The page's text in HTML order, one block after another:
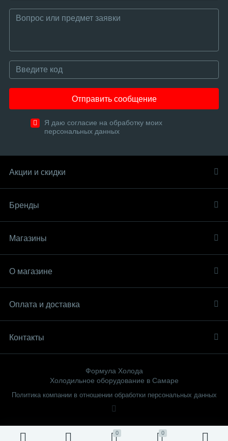
0 0
Отправить сообщение
Я даю согласие на обработку моих
персональных данных
Акции и скидки
Бренды
Магазины
О магазине
Оплата и доставка
Контакты
Формула Холода
Холодильное оборудование в Самаре
Политика компании в отношении обработки персональных данных